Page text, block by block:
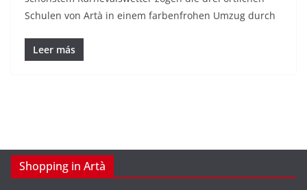
Schulen von Artà in einem farbenfrohen Umzug durch
Leer más
Shopping in Artà